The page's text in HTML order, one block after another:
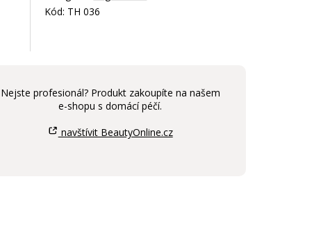
Kód: TH 036
Nejste profesionál? Produkt zakoupíte na našem
e-shopu s domácí péčí.
navštívit BeautyOnline.cz